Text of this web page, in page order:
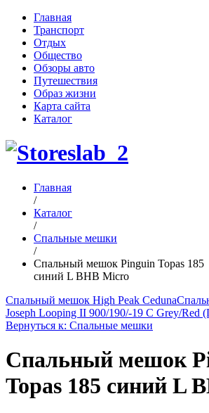
Главная
Транспорт
Отдых
Общество
Обзоры авто
Путешествия
Образ жизни
Карта сайта
Каталог
Главная
/
Каталог
/
Спальные мешки
/
Спальный мешок Pinguin Topas 185
синий L BHB Micro
Спальный мешок High Peak Ceduna
Joseph Looping II 900/190/-19 C Grey/Red
Вернуться к: Спальные мешки
Спальный мешок
Topas 185 синий L